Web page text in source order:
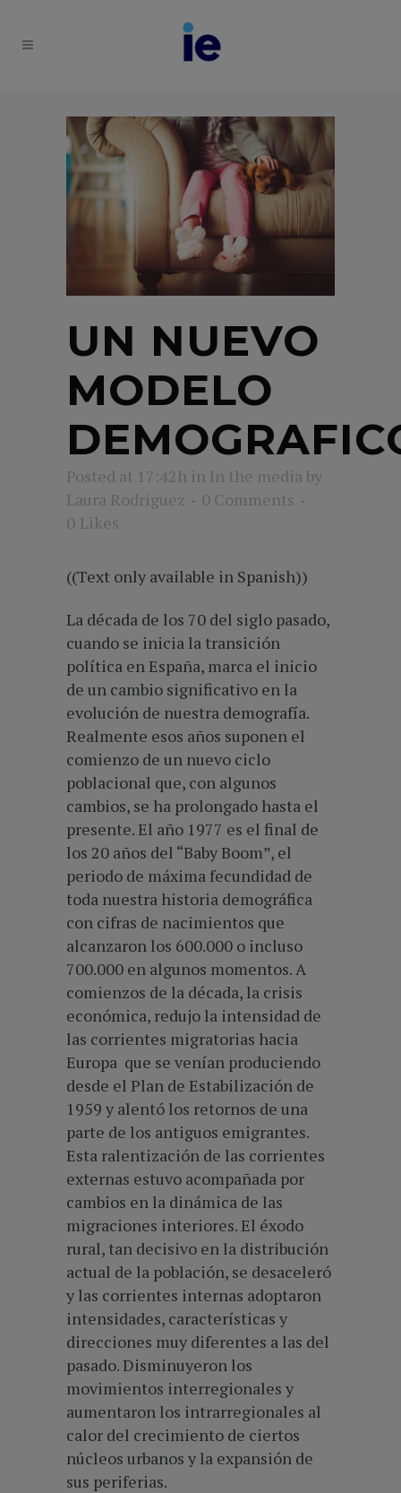
UN NUEVO
MODELO
Posted at 17:42h in In the media by
Laura Rodriguez
0 Comments
0 Likes
((Text only available in Spanish))
La década de los 70 del siglo pasado,
cuando se inicia la transición
política en España, marca el inicio
de un cambio significativo en la
evolución de nuestra demografía.
Realmente esos años suponen el
comienzo de un nuevo ciclo
poblacional que, con algunos
cambios, se ha prolongado hasta el
presente. El año 1977 es el final de
los 20 años del “Baby Boom”, el
periodo de máxima fecundidad de
toda nuestra historia demográfica
con cifras de nacimientos que
alcanzaron los 600.000 o incluso
700.000 en algunos momentos. A
comienzos de la década, la crisis
económica, redujo la intensidad de
las corrientes migratorias hacia
Europa que se venían produciendo
desde el Plan de Estabilización de
1959 y alentó los retornos de una
parte de los antiguos emigrantes.
Esta ralentización de las corrientes
externas estuvo acompañada por
cambios en la dinámica de las
migraciones interiores. El éxodo
rural, tan decisivo en la distribución
actual de la población, se desaceleró
y las corrientes internas adoptaron
intensidades, características y
direcciones muy diferentes a las del
pasado. Disminuyeron los
movimientos interregionales y
aumentaron los intrarregionales al
calor del crecimiento de ciertos
núcleos urbanos y la expansión de
sus periferias.